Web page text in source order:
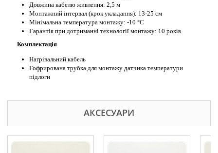
Довжина кабелю живлення: 2,5 м
Монтажний інтервал (крок укладання): 13-25 см
Мінімальна температура монтажу: -10 °С
Гарантія при дотриманні технології монтажу: 10 років
Комплектація
Нагрівальний кабель
Гофрирована трубка для монтажу датчика температури
підлоги
АКСЕСУАРИ